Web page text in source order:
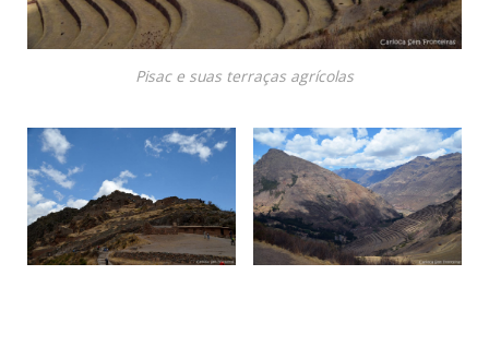
Pisac e suas terraças agrícolas